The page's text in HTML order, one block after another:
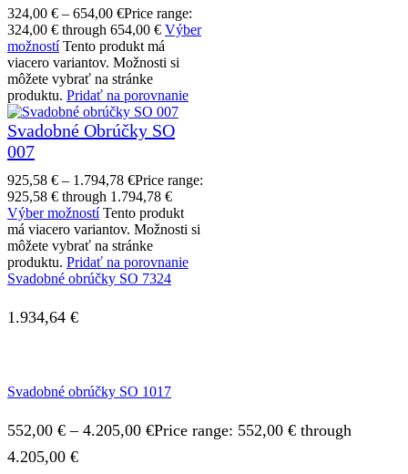
324,00 € – 654,00 €Price range:
324,00 € through 654,00 € Výber
možností Tento produkt má
viacero variantov. Možnosti si
môžete vybrať na stránke
produktu. Pridať na porovnanie
Svadobné Obrúčky SO
007
925,58 € – 1.794,78 €Price range:
925,58 € through 1.794,78 €
Výber možností Tento produkt
má viacero variantov. Možnosti si
môžete vybrať na stránke
produktu. Pridať na porovnanie
Svadobné obrúčky SO 7324
1.934,64 €
Svadobné obrúčky SO 1017
552,00 € – 4.205,00 €Price range: 552,00 € through
4.205,00 €